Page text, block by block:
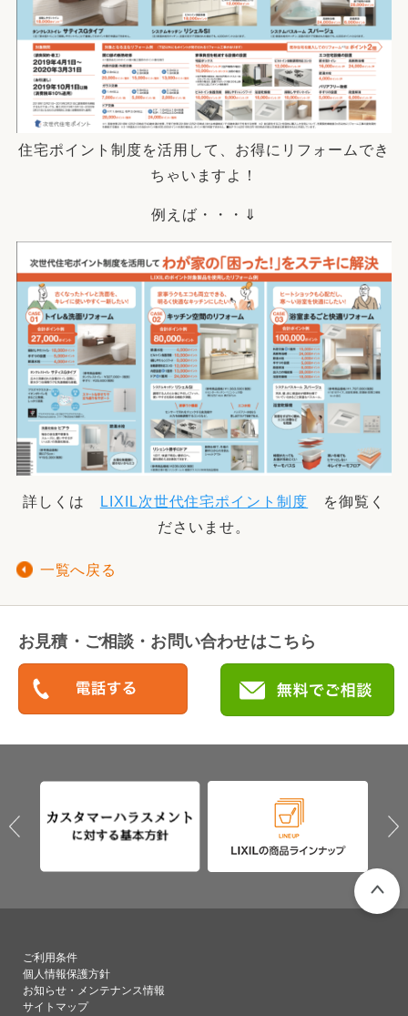
住宅ポイント制度を活用して、お得にリフォームでき
ちゃいますよ！
例えば・・・⇓
詳しくは LIXIL次世代住宅ポイント制度 を御覧く
ださいませ。
一覧へ戻る
お見積・ご相談・お問い合わせはこちら
ご利用条件
個人情報保護方針
お知らせ・メンテナンス情報
サイトマップ